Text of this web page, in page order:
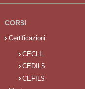
CORSI
Certificazioni
CECLIL
CEDILS
CEFILS